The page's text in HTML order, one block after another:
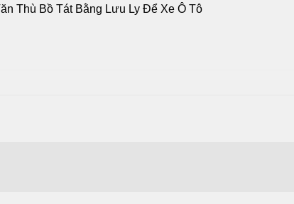
Thù Bồ Tát Bằng Lưu Ly Để Xe Ô Tô